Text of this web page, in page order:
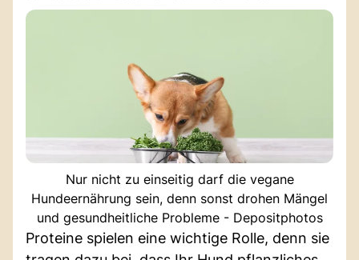
Nur nicht zu einseitig darf die vegane
Hundeernährung sein, denn sonst drohen Mängel
und gesundheitliche Probleme - Depositphotos
Proteine spielen eine wichtige Rolle, denn sie